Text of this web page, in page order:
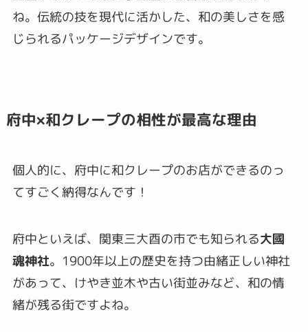
ね。伝統の技を現代に活かした、和の美しさを感
じられるパッケージデザインです。
府中×和クレープの相性が最高な理由
個人的に、府中に和クレープのお店ができるのっ
てすごく納得なんです！
府中といえば、関東三大酉の市でも知られる大國
魂神社。1900年以上の歴史を持つ由緒正しい神社
があって、けやき並木や古い街並みなど、和の情
緒が残る街ですよね。